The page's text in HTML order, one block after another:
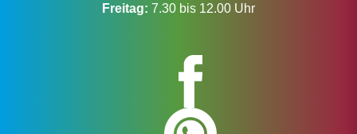
Freitag: 7.30 bis 12.00 Uhr